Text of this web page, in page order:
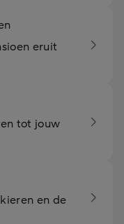
eruit
tot jouw
en de